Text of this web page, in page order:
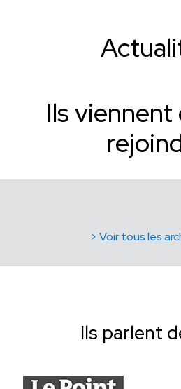
Ils viennent
> Voir tous les
Ils parlent